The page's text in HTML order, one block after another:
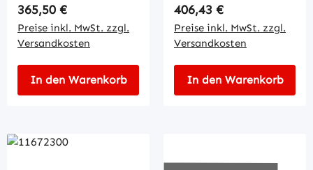
Regulärer Preis:
365,50 €
Preise inkl. MwSt. zzgl.
Versandkosten
In den Warenkorb
Regulärer Preis:
406,43 €
Preise inkl. MwSt. zzgl.
Versandkosten
In den Warenkorb